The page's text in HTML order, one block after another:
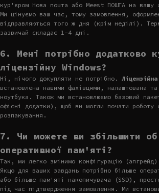
кур'єром Нова пошта або Meest ПОШТА на вашу
Ми цінуємо ваш час, тому замовлення,
відправляються того ж дня (крім неділі).
зазвичай складає 1-4 дні.
6. Мені потрібно додатково
ліцензійну Windows?
Ні, нічого докупляти не потрібно.
встановлена нашими фахівцями, налаштована
ноутбука. Також ми встановлюємо базовий
офісні додатки), щоб ви могли почати роботу
розпакування.
7. Чи можете ви збільшити
оперативної пам'яті?
Так, ми легко змінимо конфігурацію
Якщо для ваших завдань потрібно більше
або більше пам'яті накопичувача (SSD),
під час підтвердження замовлення. Ми